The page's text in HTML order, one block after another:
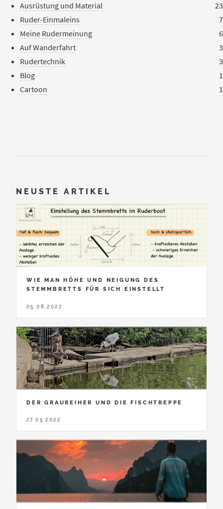
Ausrüstung und Material
23
Ruder-Einmaleins
7
Meine Rudermeinung
6
Auf Wanderfahrt
3
Rudertechnik
3
Blog
1
Cartoon
1
NEUSTE ARTIKEL
WIE MAN HÖHE UND NEIGUNG DES
STEMMBRETTS FÜR SICH EINSTELLT
05.08.2022
DER GRAUREIHER UND DIE FISCHTREPPE
27.05.2022